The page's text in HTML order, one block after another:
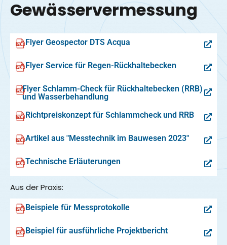
Gewässer­vermessung
Flyer Geospector DTS Acqua
Flyer Service für Regen-Rückhaltebecken
Flyer Schlamm-Check für Rückhaltebecken (RRB)
und Wasserbehandlung
Richtpreiskonzept für Schlammcheck und RRB
Artikel aus "Messtechnik im Bauwesen 2023"
Technische Erläuterungen
Aus der Praxis:
Beispiele für Messprotokolle
Beispiel für ausführliche Projektbericht